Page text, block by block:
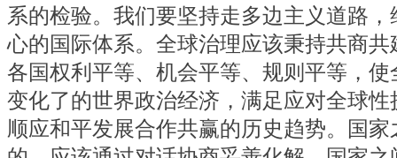
系的检验。我们要坚持走多边主义道路
心的国际体系。全球治理应该秉持共商
各国权利平等、机会平等、规则平等，
变化了的世界政治经济，满足应对全球
顺应和平发展合作共赢的历史趋势。国